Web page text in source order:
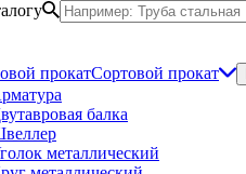
Сортовой прокат
балка
металлический